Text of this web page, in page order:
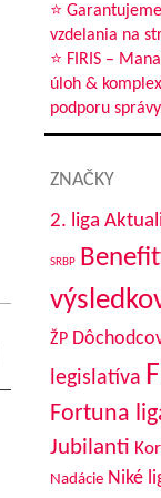
⭐
vzdelania na
⭐ FIRIS –
úloh &
podporu
ZNAČKY
2. liga
SRBP
ŽP
legislatíva
Fortuna
Jubilanti
Nadácie Niké